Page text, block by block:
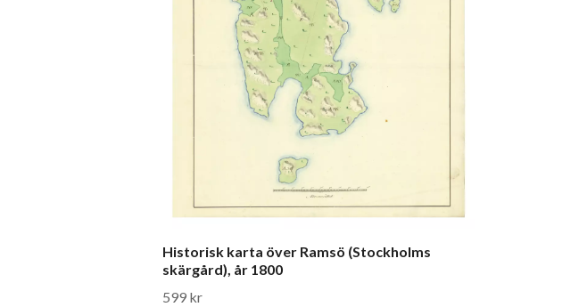
Historisk karta över Ramsö (Stockholms
skärgård), år 1800
599 kr